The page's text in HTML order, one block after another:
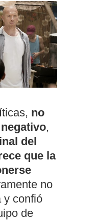
no
,
del
que la
no
y confió
de